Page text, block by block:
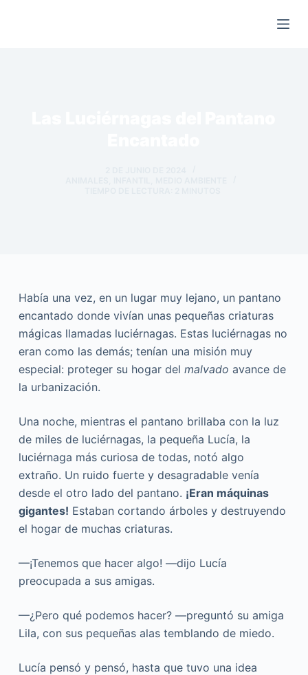
Había una vez, en un lugar muy lejano, un pantano
encantado donde vivían unas pequeñas criaturas
mágicas llamadas luciérnagas. Estas luciérnagas no
eran como las demás; tenían una misión muy
especial: proteger su hogar del malvado avance de
la urbanización.
Una noche, mientras el pantano brillaba con la luz
de miles de luciérnagas, la pequeña Lucía, la
luciérnaga más curiosa de todas, notó algo
extraño. Un ruido fuerte y desagradable venía
desde el otro lado del pantano. ¡Eran máquinas
gigantes! Estaban cortando árboles y destruyendo
el hogar de muchas criaturas.
—¡Tenemos que hacer algo! —dijo Lucía
preocupada a sus amigas.
—¿Pero qué podemos hacer? —preguntó su amiga
Lila, con sus pequeñas alas temblando de miedo.
Lucía pensó y pensó, hasta que tuvo una idea